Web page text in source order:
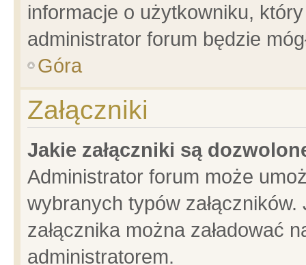
informacje o użytkowniku,
administrator forum będzie
Góra
Załączniki
Jakie załączniki są
Administrator forum może
wybranych typów
załącznika można załadować
administratorem.